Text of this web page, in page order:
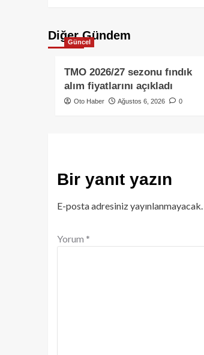
Diğer Gündem
Güncel
TMO 2026/27 sezonu fındık
alım fiyatlarını açıkladı
Oto Haber Ağustos 6, 2026 0
Bir yanıt yazın
E-posta adresiniz yayınlanmayacak.
Yorum *